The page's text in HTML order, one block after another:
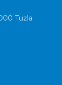
Tuzla